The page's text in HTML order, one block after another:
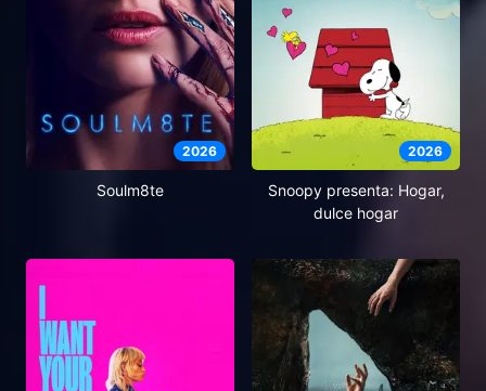
2026
Soulm8te
2026
Snoopy presenta: Hogar,
dulce hogar